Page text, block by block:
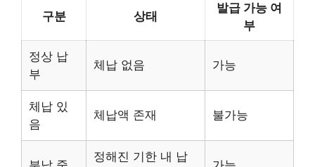
구분 상태
발급 가능 여
부
정상 납
부
체납 없음 가능
체납 있
음
체납액 존재 불가능
정해진 기한 내 납